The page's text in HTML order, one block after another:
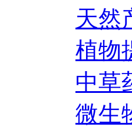
天然
植物
中草
微生